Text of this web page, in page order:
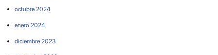
octubre 2024
enero 2024
diciembre 2023